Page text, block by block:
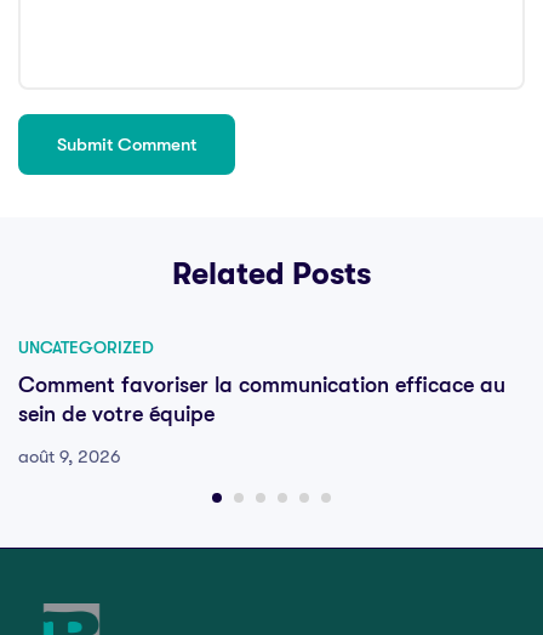
Related Posts
UNCATEGORIZED
Comment favoriser la communication efficace au
sein de votre équipe
août 9, 2026